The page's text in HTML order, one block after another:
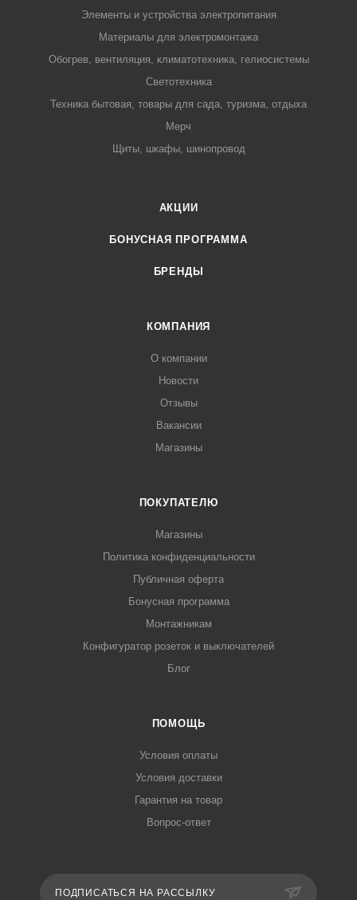
Элементы и устройства электропитания
Материалы для электромонтажа
Обогрев, вентиляция, климатотехника, гелиосистемы
Светотехника
Техника бытовая, товары для сада, туризма, отдыха
Мерч
Щиты, шкафы, шинопровод
АКЦИИ
БОНУСНАЯ ПРОГРАММА
БРЕНДЫ
КОМПАНИЯ
О компании
Новости
Отзывы
Вакансии
Магазины
ПОКУПАТЕЛЮ
Магазины
Политика конфиденциальности
Публичная оферта
Бонусная программа
Монтажникам
Конфигуратор розеток и выключателей
Блог
ПОМОЩЬ
Условия оплаты
Условия доставки
Гарантия на товар
Вопрос-ответ
ПОДПИСАТЬСЯ НА РАССЫЛКУ